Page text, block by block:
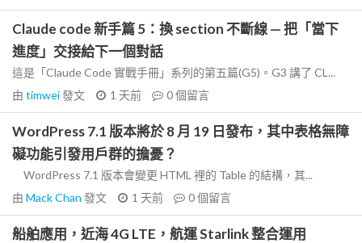
Claude code 新手篇 5：換 section 不斷線 — 把「當下
進度」交接給下一個對話
這是「Claude Code 實戰手冊」系列的第五篇(G5)。G3 講了 CL...
由 timwei發文 1 天前 0個留言
WordPress 7.1 版本將於 8 月 19 日發布，其中表格無障
礙功能引發用戶群的擔憂？
WordPress 7.1 版本會變更 HTML 裡的 Table 的結構，其...
由 Mack Chan 發文 1 天前 0個留言
船舶應用，近海 4G LTE，航運 Starlink 整合運用